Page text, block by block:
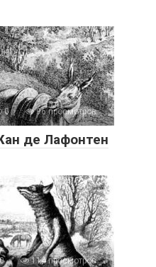
0 96 просмотров
де Лафонтен
114 просмотров